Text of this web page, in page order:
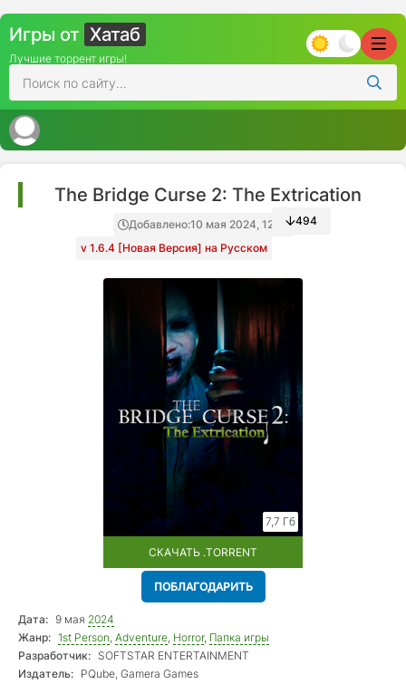
Игры от Хатаб
Лучшие торрент игры!
The Bridge Curse 2: The Extrication
Добавлено:10 мая 2024, 12:25
v 1.6.4 [Новая Версия] на Русском
494
7,7 Гб
СКАЧАТЬ .TORRENT
ПОБЛАГОДАРИТЬ
Дата: 9 мая 2024
Жанр: 1st Person, Adventure, Horror, Папка игры
Разработчик: SOFTSTAR ENTERTAINMENT
Издатель: PQube, Gamera Games